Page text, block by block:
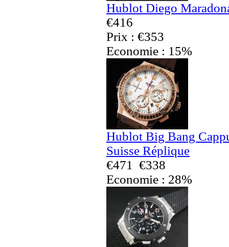
Hublot Diego
€416
Prix : €353
Economie : 15%
Hublot Big Bang
Suisse Réplique
€471
€338
Economie : 28%